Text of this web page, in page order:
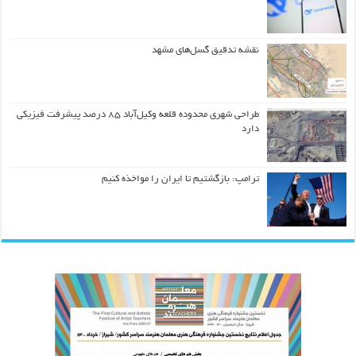
نقشه تدقیق گسل‌های مشهد
طراحی شهری محدوده قلعه وکیل‌آباد ۸۵ درصد پیشرفت فیزیکی
دارد
ترامپ: بازگشتیم تا ایران را مواخذه کنیم